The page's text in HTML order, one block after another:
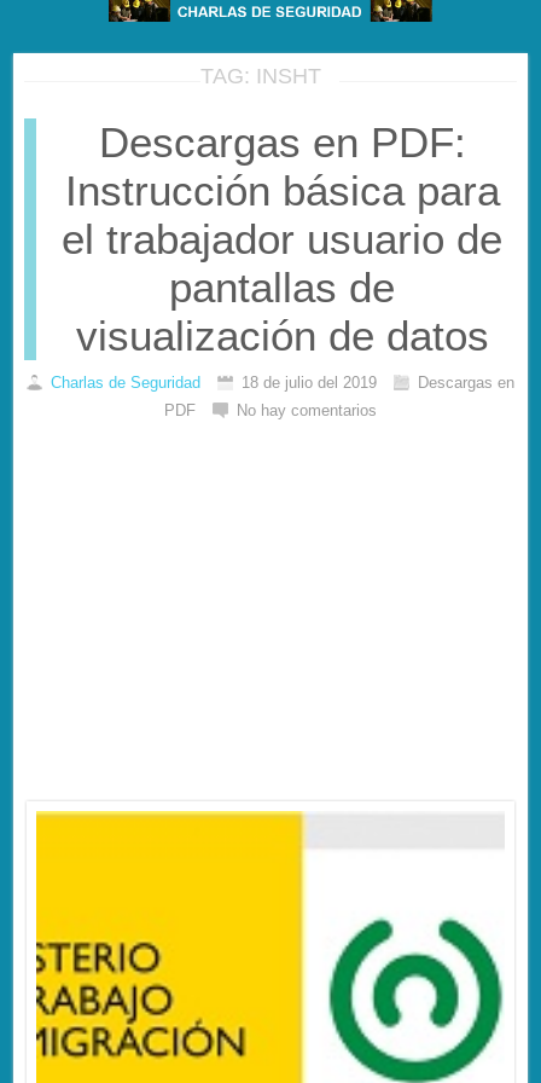
TAG: INSHT
Descargas en PDF:
Instrucción básica para
el trabajador usuario de
pantallas de
visualización de datos
Charlas de Seguridad 18 de julio del 2019
Descargas en
PDF
No hay comentarios